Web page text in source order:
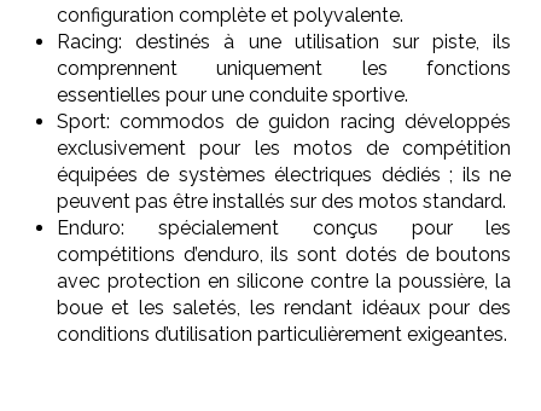
configuration complète et polyvalente.
Racing: destinés à une utilisation sur piste, ils
comprennent uniquement les fonctions
essentielles pour une conduite sportive.
Sport: commodos de guidon racing développés
exclusivement pour les motos de compétition
équipées de systèmes électriques dédiés ; ils ne
peuvent pas être installés sur des motos standard.
Enduro: spécialement conçus pour les
compétitions d’enduro, ils sont dotés de boutons
avec protection en silicone contre la poussière, la
boue et les saletés, les rendant idéaux pour des
conditions d’utilisation particulièrement exigeantes.